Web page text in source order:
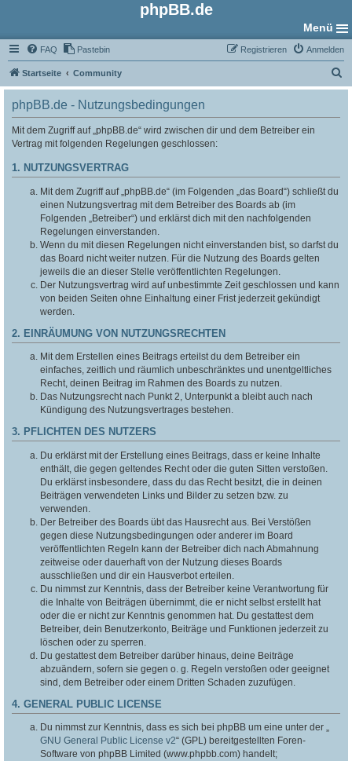
phpBB.de
Menü
FAQ Pastebin Anmelden
Registrieren
Startseite Community
u
phpBB.de - Nutzungsbedingungen
Mit dem Zugriff auf „phpBB.de“ wird zwischen dir und dem Betreiber ein
Vertrag mit folgenden Regelungen geschlossen:
1. NUTZUNGSVERTRAG
Mit dem Zugriff auf „phpBB.de“ (im Folgenden „das Board“) schließt du
einen Nutzungsvertrag mit dem Betreiber des Boards ab (im
Folgenden „Betreiber“) und erklärst dich mit den nachfolgenden
Regelungen einverstanden.
Wenn du mit diesen Regelungen nicht einverstanden bist, so darfst du
das Board nicht weiter nutzen. Für die Nutzung des Boards gelten
jeweils die an dieser Stelle veröffentlichten Regelungen.
Der Nutzungsvertrag wird auf unbestimmte Zeit geschlossen und kann
von beiden Seiten ohne Einhaltung einer Frist jederzeit gekündigt
werden.
2. EINRÄUMUNG VON NUTZUNGSRECHTEN
Mit dem Erstellen eines Beitrags erteilst du dem Betreiber ein
einfaches, zeitlich und räumlich unbeschränktes und unentgeltliches
Recht, deinen Beitrag im Rahmen des Boards zu nutzen.
Das Nutzungsrecht nach Punkt 2, Unterpunkt a bleibt auch nach
Kündigung des Nutzungsvertrages bestehen.
3. PFLICHTEN DES NUTZERS
Du erklärst mit der Erstellung eines Beitrags, dass er keine Inhalte
enthält, die gegen geltendes Recht oder die guten Sitten verstoßen.
Du erklärst insbesondere, dass du das Recht besitzt, die in deinen
Beiträgen verwendeten Links und Bilder zu setzen bzw. zu
verwenden.
Der Betreiber des Boards übt das Hausrecht aus. Bei Verstößen
gegen diese Nutzungsbedingungen oder anderer im Board
veröffentlichten Regeln kann der Betreiber dich nach Abmahnung
zeitweise oder dauerhaft von der Nutzung dieses Boards
ausschließen und dir ein Hausverbot erteilen.
Du nimmst zur Kenntnis, dass der Betreiber keine Verantwortung für
die Inhalte von Beiträgen übernimmt, die er nicht selbst erstellt hat
oder die er nicht zur Kenntnis genommen hat. Du gestattest dem
Betreiber, dein Benutzerkonto, Beiträge und Funktionen jederzeit zu
löschen oder zu sperren.
Du gestattest dem Betreiber darüber hinaus, deine Beiträge
abzuändern, sofern sie gegen o. g. Regeln verstoßen oder geeignet
sind, dem Betreiber oder einem Dritten Schaden zuzufügen.
4. GENERAL PUBLIC LICENSE
Du nimmst zur Kenntnis, dass es sich bei phpBB um eine unter der „
GNU General Public License v2“ (GPL) bereitgestellten Foren-
Software von phpBB Limited (www.phpbb.com) handelt;